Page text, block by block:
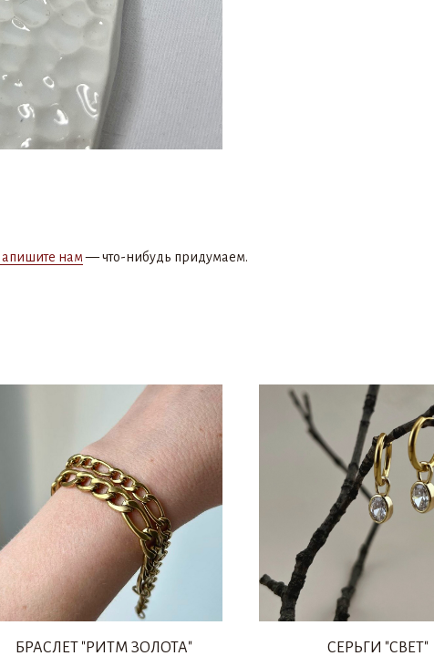
нам— что-нибудь придумаем.
БРАСЛЕТ "РИТМ ЗОЛОТА"
СЕРЬГИ "СВЕТ"